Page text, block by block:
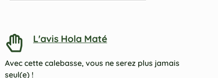
L'avis Hola Maté
Avec cette calebasse, vous ne serez plus jamais
seul(e) !